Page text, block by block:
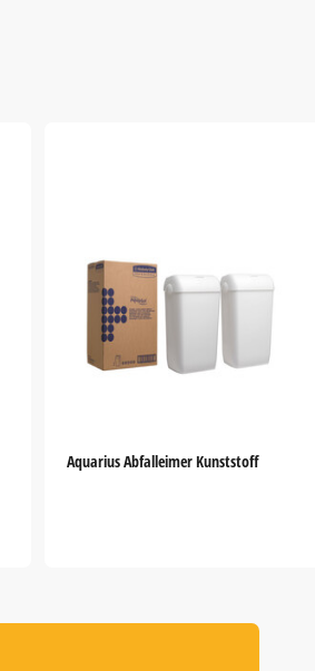
Aquarius Abfalleimer Kunststoff